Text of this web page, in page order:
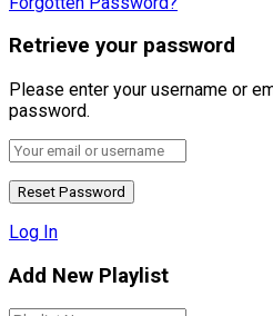
Retrieve your password
Please enter your username or
password.
Log In
Add New Playlist